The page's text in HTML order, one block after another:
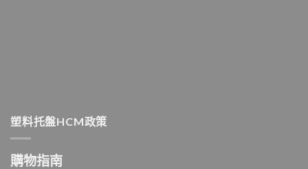
塑料托盤HCM政策
購物指南